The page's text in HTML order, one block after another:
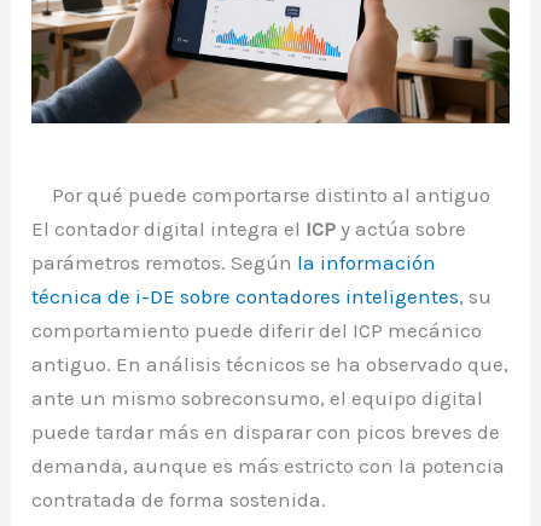
Por qué puede comportarse distinto al antiguo
El contador digital integra el ICP y actúa sobre
parámetros remotos. Según la información
técnica de i-DE sobre contadores inteligentes, su
comportamiento puede diferir del ICP mecánico
antiguo. En análisis técnicos se ha observado que,
ante un mismo sobreconsumo, el equipo digital
puede tardar más en disparar con picos breves de
demanda, aunque es más estricto con la potencia
contratada de forma sostenida.